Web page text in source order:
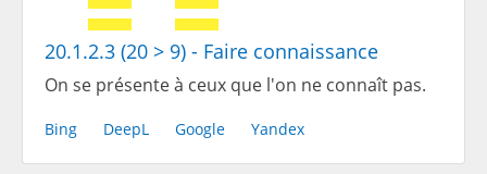
20.1.2.3 (20 > 9) - Faire connaissance
On se présente à ceux que l'on ne connaît pas.
Bing DeepL Google Yandex